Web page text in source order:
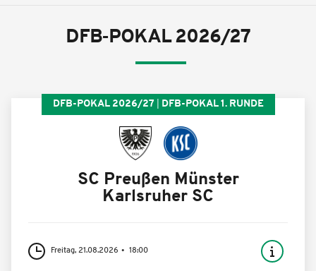
DFB-POKAL 2026/27
DFB-POKAL 2026/27 DFB-POKAL 1. RUNDE
SC Preußen Münster
Karlsruher SC
Freitag, 21.08.2026 18:00